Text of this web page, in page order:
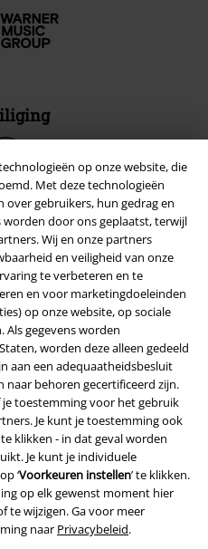
op onze website, die
Met deze technologieën
gebruikers, hun gedrag en
door ons geplaatst, terwijl
Wij en onze partners
en veiligheid van onze
te verbeteren en te
en voor marketingdoeleinden
op onze website, op sociale
Als gegevens worden
worden deze alleen gedeeld
aan een adequaatheidsbesluit
naar behoren gecertificeerd zijn.
je toestemming voor het gebruik
Je kunt je toestemming ook
te klikken - in dat geval worden
Je kunt je individuele
‘Voorkeuren instellen’ te klikken.
op elk gewenst moment hier
te wijzigen. Ga voor meer
naar Privacybeleid.